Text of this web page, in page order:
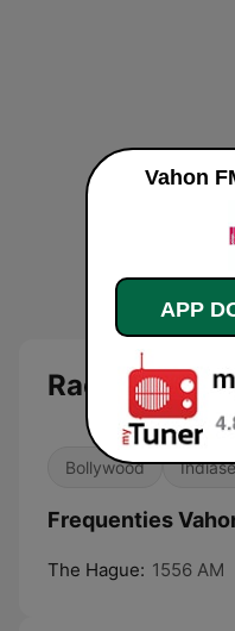
Radio Vahon
Bollywood
Frequenties
The Hague: 1556 AM
Vahon
APP